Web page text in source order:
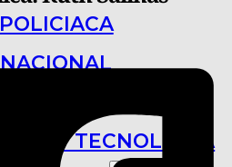
POLICIACA
NACIONAL
Y TECNOLOGÍA